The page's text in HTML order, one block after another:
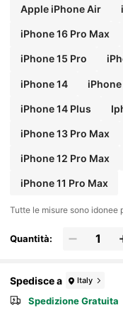
Apple iPhone Air
iPhone 16 Pro Max
iPhone 15 Pro
iPhone 14 iPhone
iPhone 14 Plus
iPhone 13 Pro Max
iPhone 12 Pro Max
iPhone 11 Pro Max
Tutte le misure sono idonee
Quantità:
Spedisce a Italy
Spedizione Gratuita